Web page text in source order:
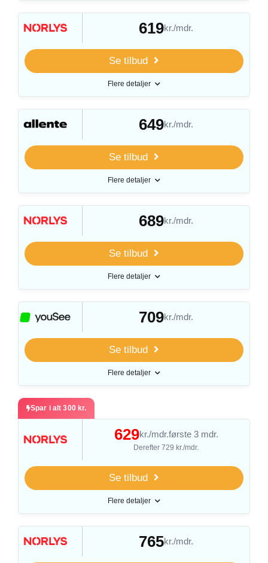
619kr./mdr.
Se tilbud
Flere detaljer
649kr./mdr.
Se tilbud
Flere detaljer
689kr./mdr.
Se tilbud
Flere detaljer
709kr./mdr.
Se tilbud
Flere detaljer
Spar i alt 300 kr.
629kr./mdr.første 3 mdr.
Derefter 729 kr./mdr.
Se tilbud
Flere detaljer
765kr./mdr.